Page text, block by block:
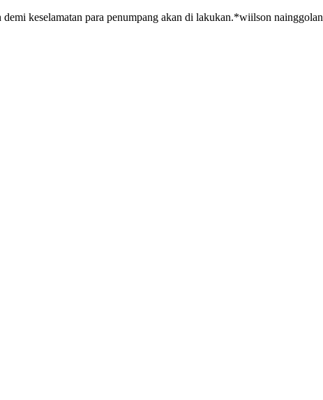
keselamatan para penumpang akan di lakukan.*wiilson nainggolan